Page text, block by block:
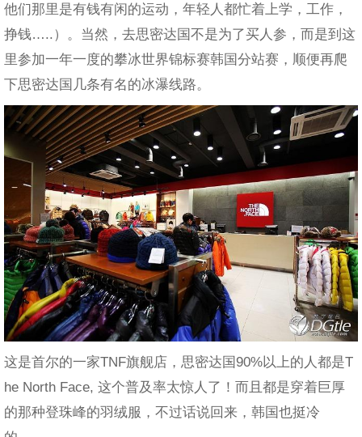
他们那里是有钱有闲的运动，年轻人都忙着上学，工作，
挣钱…..）。当然，去思密达国不是为了买人参，而是到这
里参加一年一度的攀冰世界锦标赛韩国分站赛，顺便再爬
下思密达国几条有名的冰瀑线路。
这是首尔的一家TNF旗舰店，思密达国90%以上的人都是T
he North Face, 这个普及率太惊人了！而且都是穿着巨厚
的那种登珠峰的羽绒服，不过话说回来，韩国也挺冷